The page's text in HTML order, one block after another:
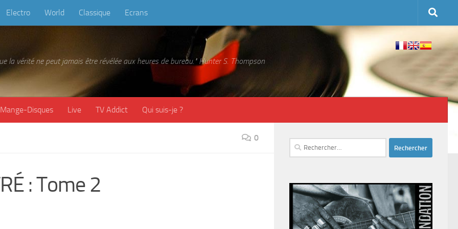
Electro World Classique Ecrans
la vérité ne peut jamais être révélée aux heures de bureau." Hunter S. Thompson
Mange-Disques Live TV Addict Qui suis-je ?
0
: Tome 2
Rechercher :